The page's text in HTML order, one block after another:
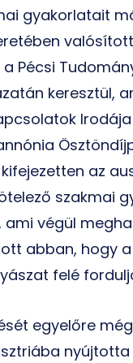
gyakorlatait
Pécsi
keresztül,
az
szakmai
ami végül
abban, hogy a
felé
egyelőre